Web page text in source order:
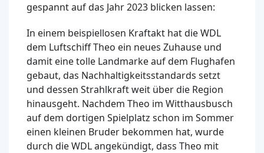
gespannt auf das Jahr 2023 blicken lassen:
In einem beispiellosen Kraftakt hat die WDL
dem Luftschiff Theo ein neues Zuhause und
damit eine tolle Landmarke auf dem Flughafen
gebaut, das Nachhaltigkeitsstandards setzt
und dessen Strahlkraft weit über die Region
hinausgeht. Nachdem Theo im Witthausbusch
auf dem dortigen Spielplatz schon im Sommer
einen kleinen Bruder bekommen hat, wurde
durch die WDL angekündigt, dass Theo mit